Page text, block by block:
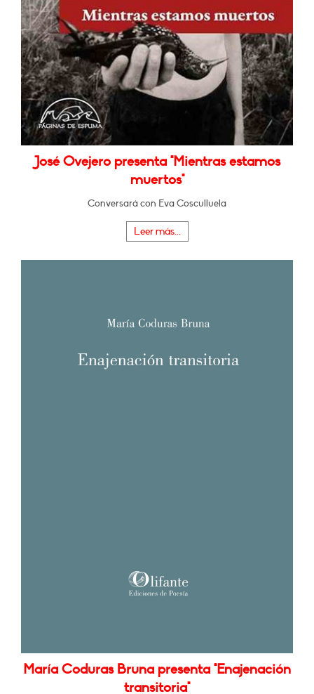
José Ovejero presenta "Mientras estamos
muertos"
Conversará con Eva Cosculluela
Leer más...
María Coduras Bruna presenta "Enajenación
transitoria"